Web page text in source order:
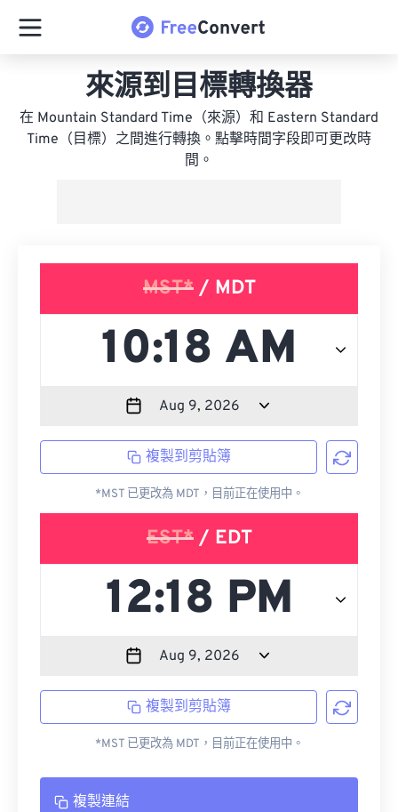
來源到目標轉換器
在 Mountain Standard Time（來源）和 Eastern Standard
Time（目標）之間進行轉換。點擊時間字段即可更改時
間。
MST*/ MDT
複製到剪貼簿
*MST 已更改為 MDT，目前正在使用中。
EST*/ EDT
複製到剪貼簿
*MST 已更改為 MDT，目前正在使用中。
複製連結